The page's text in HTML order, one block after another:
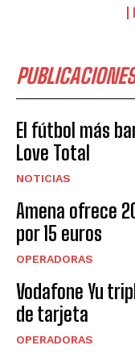
El fútbol más
Love Total
NOTICIAS
Amena ofrece
por 15 euros
OPERADORAS
Vodafone Yu
de tarjeta
OPERADORAS